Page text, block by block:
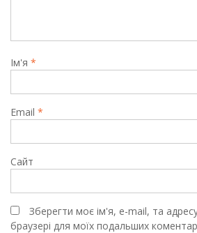
Ім'я *
Email *
Сайт
Зберегти моє ім'я, e-mail, та
браузері для моїх подальших